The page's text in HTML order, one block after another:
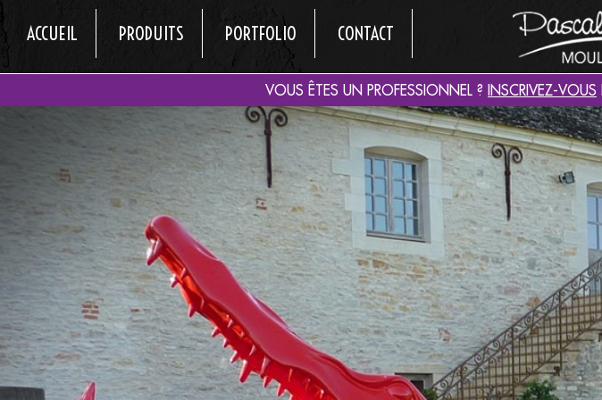
ACCUEIL PRODUITS PORTFOLIO CONTACT
VOUS ÊTES UN PROFESSIONNEL ? INSCRIVEZ-VOUS